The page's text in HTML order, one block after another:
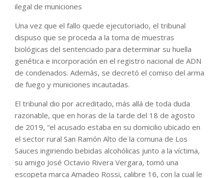
ilegal de municiones
Una vez que el fallo quede ejecutoriado, el tribunal
dispuso que se proceda a la toma de muestras
biológicas del sentenciado para determinar su huella
genética e incorporación en el registro nacional de ADN
de condenados. Además, se decretó el comiso del arma
de fuego y municiones incautadas.
El tribunal dio por acreditado, más allá de toda duda
razonable, que en horas de la tarde del 18 de agosto
de 2019, “el acusado estaba en su domicilio ubicado en
el sector rural San Ramón Alto de la comuna de Los
Sauces ingiriendo bebidas alcohólicas junto a la víctima,
su amigo José Octavio Rivera Vergara, tomó una
escopeta marca Amadeo Rossi, calibre 16, con la cual le